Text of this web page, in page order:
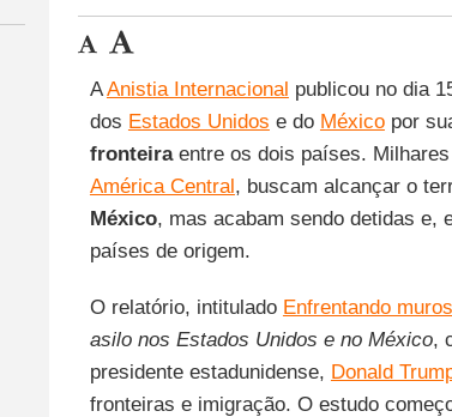
AAnistia Internacional publicou no dia
dos Estados Unidos e do Méxicopor
fronteiraentre os dois países.
América Central, buscam alcançar o
México, mas acabam sendo detidas e,
países de origem.
O relatório, intitulado Enfrentando muros
asilo nos Estados Unidos e no México,
presidente estadunidense, Donald
fronteiras e imigração. O estudo